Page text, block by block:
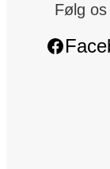
Følg